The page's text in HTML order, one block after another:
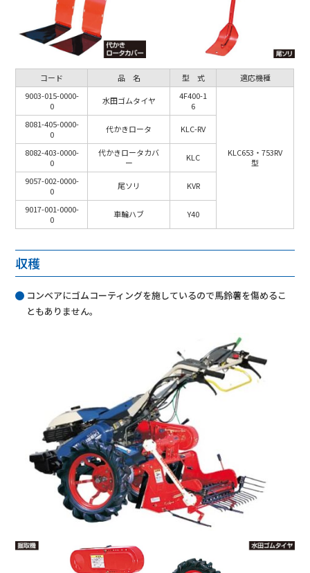
コード 品 名 型 式
適応機種
9003-015-0000-
0
水田ゴムタイヤ
4F400-1
6
KLC653・753RV
型
8081-405-0000-
0
代かきロータ KLC-RV
8082-403-0000-
0
代かきロータカバ
ー
KLC
9057-002-0000-
0
尾ソリ KVR
9017-001-0000-
0
車輪ハブ Y40
収穫
コンベアにゴムコーティングを施しているので馬鈴薯を傷めるこ
ともありません。